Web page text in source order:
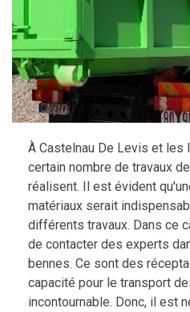
À Castelnau De Levis et les
certain nombre de travaux
réalisent. Il est évident
matériaux serait
différents travaux. Dans ce
de contacter des experts
bennes. Ce sont des
capacité pour le transport
incontournable. Donc, il est